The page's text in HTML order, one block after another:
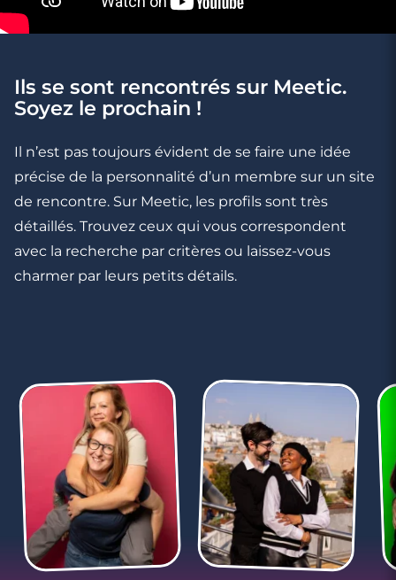
3 minutes
Rencontre à Wittenheim
3 minutes
Rencontre à Altkirch
Ils se sont rencontrés sur Meetic.
Soyez le prochain !
Il n’est pas toujours évident de se faire une idée
précise de la personnalité d’un membre sur un site
de rencontre. Sur Meetic, les profils sont très
détaillés. Trouvez ceux qui vous correspondent
avec la recherche par critères ou laissez-vous
charmer par leurs petits détails.